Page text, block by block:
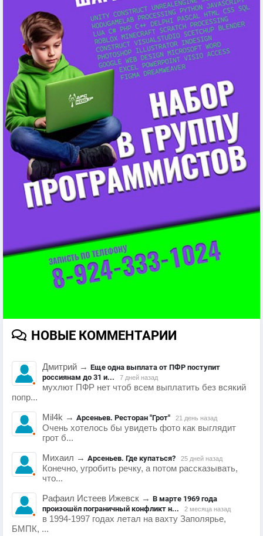
НОВЫЕ КОММЕНТАРИИ
Дмитрий → Еще одна выплата от ПФР поступит
россиянам до 31 и...
7 дней назад
мухлют ПФР нет чтоб всем выплатить без всякий
попр...
Mil4k → Арсеньев. Ресторан "Грот" 21 день назад
Очень хотелось бы увидеть фото как выглядит
грот б...
Михаил → Арсеньев. Где купаться? 25 дней назад
Конечно, угробить речку, а потом рассказывать,
что...
Рафаил Истеев Ижевск → В марте 1969 года
произошёл пограничный конфликт н...
2 месяца назад
в 1994-1997 годах летал на вахту Заполярье,
БМПК, ...